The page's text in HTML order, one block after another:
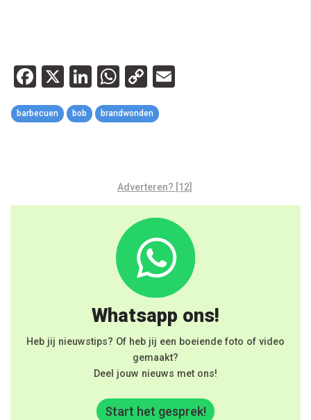
Facebook
X LinkedIn
WhatsApp
Copy
Link
barbecuen bob brandwonden
Adverteren? [12]
Whatsapp ons!
Heb jij nieuwstips? Of heb jij een boeiende foto of video
gemaakt?
Deel jouw nieuws met ons!
Start het gesprek!